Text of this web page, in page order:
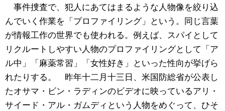
事件捜査で、犯人にあてはまるような人物像を絞り込
んでいく作業を「プロファイリング」という。同じ言葉
が情報工作の世界でも使われる。例えば、スパイとして
リクルートしやすい人物のプロファイリングとして「ア
ル中」「麻薬常習」「女性好き」といった性向が挙げら
れたりする。 昨年十二月十三日、米国防総省が公表し
たオサマ・ビン・ラディンのビデオに映っているアリ・
サイード・アル・ガムディという人物をめぐって、ひそ